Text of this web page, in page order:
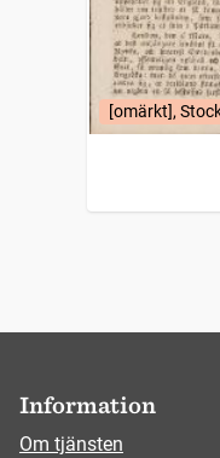
[omärkt],
Information
Om tjänsten